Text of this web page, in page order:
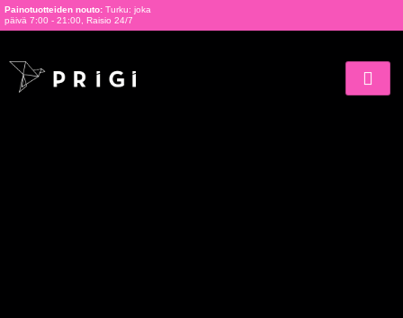
Painotuotteiden nouto: Turku: joka
päivä 7:00 - 21:00, Raisio 24/7